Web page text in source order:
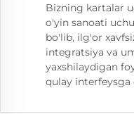
Bizning kartalar
o'yin sanoati
bo'lib, ilg'or
integratsiya va
yaxshilaydigan
qulay interfeysga